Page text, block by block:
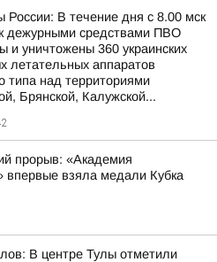
России: В течение дня с 8.00 мск
дежурными средствами ПВО
и уничтожены 360 украинских
летательных аппаратов
типа над территориями
Брянской, Калужской...
прорыв: «Академия
впервые взяла медали Кубка
В центре Тулы отметили